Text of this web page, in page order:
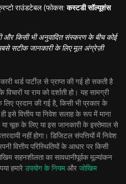
राउंडटेबल (फोकस:कस्टडी सॉल्यूशंस
और किसी भी अनुवादित संस्करण के बीच कोई
सटीक जानकारी के लिए मूल अंग्रेज़ी
थर्ड पार्टीज़ से प्राप्त की गई हो सकती है
या राय को दर्शाती हो। यह सामग्री
लिए प्रदान की गई है, किसी भी प्रकार के
इसे वित्तीय या निवेश सलाह के रूप में माना
चूक के लिए या इस जानकारी के इस्तेमाल से
नहीं होगा। डिजिटल संपत्तियों में निवेश
वित्तीय परिस्थितियों के आधार पर किसी
सहनशीलता का सावधानीपूर्वक मूल्यांकन
हमारे उपयोग के नियम और जोखिम